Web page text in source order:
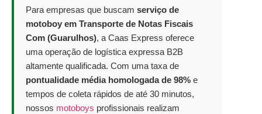
Para empresas que buscam serviço de
motoboy em Transporte de Notas Fiscais
Com (Guarulhos), a Caas Express oferece
uma operação de logística expressa B2B
altamente qualificada. Com uma taxa de
pontualidade média homologada de 98% e
tempos de coleta rápidos de até 30 minutos,
nossos motoboys profissionais realizam